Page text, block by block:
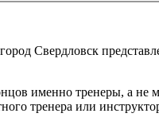
Свердловск
именно тренеры, а не
тренера или